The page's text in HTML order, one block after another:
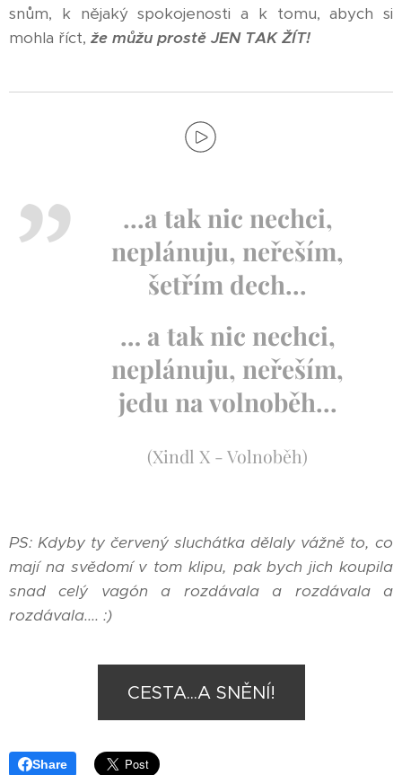
snům, k nějaký spokojenosti a k tomu, abych si
mohla říct, že můžu prostě JEN TAK ŽÍT!
...a tak nic nechci,
neplánuju, neřeším,
šetřím dech...
… a tak nic nechci,
neplánuju, neřeším,
jedu na volnoběh...
(Xindl X - Volnoběh)
PS: Kdyby ty červený sluchátka dělaly vážně to, co
mají na svědomí v tom klipu, pak bych jich koupila
snad celý vagón a rozdávala a rozdávala a
rozdávala.... :)
CESTA...A SNĚNÍ!
Share